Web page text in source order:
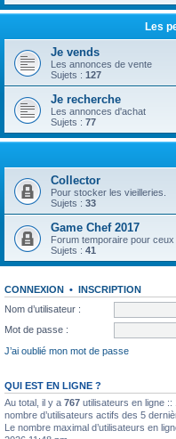
Les
Je vends
Les annonces de vente
Sujets : 127
Je recherche
Les annonces d'achat
Sujets : 77
Collector
Pour stocker les vieilleries.
Sujets : 33
Game Chef 2017
Forum temporaire pour
Sujets : 41
CONNEXION • INSCRIPTION
Nom d’utilisateur :
Mot de passe :
J’ai oublié mon mot de passe
QUI EST EN LIGNE ?
Au total, il y a 767 utilisateurs en ligne
nombre d’utilisateurs actifs des 5
Le nombre maximal d’utilisateurs en